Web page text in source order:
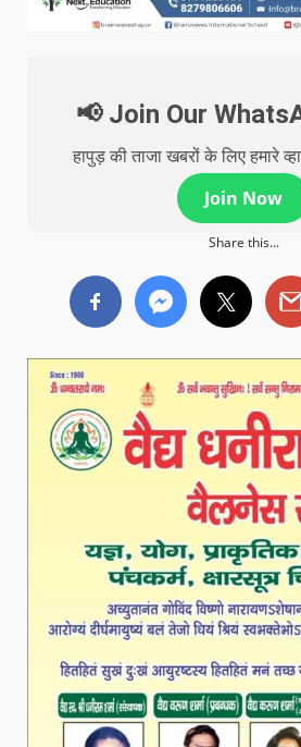
📢 Join Our
हापुड़ की ताजा खबरों के लिए हमारे
Join Now
Share this...